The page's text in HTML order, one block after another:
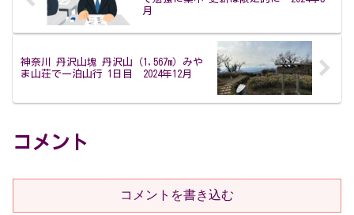
月
神奈川 丹沢山塊 丹沢山（1,567m）みや
ま山荘で一泊山行 1日目 2024年12月
コメント
コメントを書き込む